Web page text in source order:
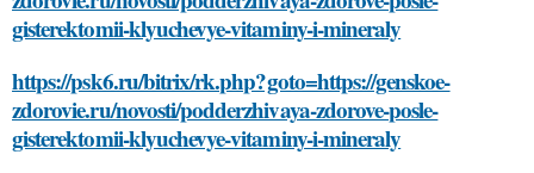
gisterektomii-klyuchevye-vitaminy-i-mineraly
https://psk6.ru/bitrix/rk.php?goto=https://genskoe-
zdorovie.ru/novosti/podderzhivaya-zdorove-posle-
gisterektomii-klyuchevye-vitaminy-i-mineraly